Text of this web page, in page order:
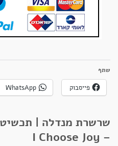
שתף
פייסבוק WhatsApp
שרשרת מנדלה |
– I Choose Joy